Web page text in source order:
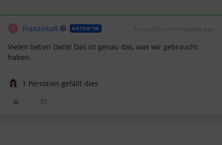
FranziskaR AUTOR*IN Forum|Forum|6 months ago
Vielen lieben Dank! Das ist genau das, was wir gebraucht
haben.
1 Personen gefällt dies